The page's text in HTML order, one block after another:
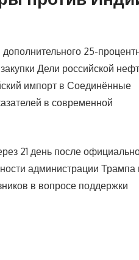
25-
Дели российской
импорт в Соединённые
в современной
21 день после
администрации Трампа
в вопросе поддержки